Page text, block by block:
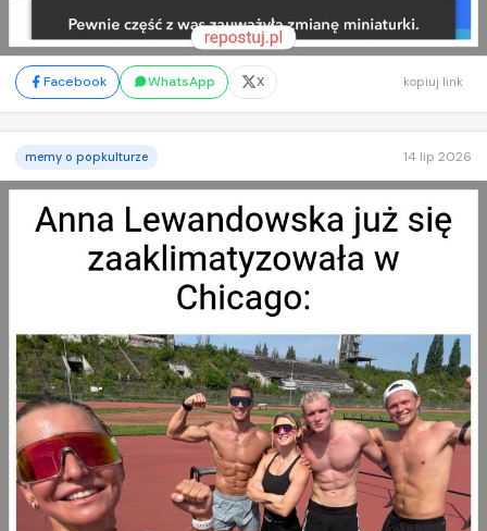
Facebook WhatsApp X kopiuj link
memy o popkulturze 14 lip 2026